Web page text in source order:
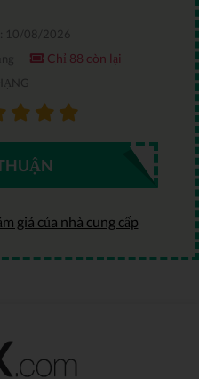
: 10/08/2026
Chỉ 88 còn lại
giá của nhà cung cấp